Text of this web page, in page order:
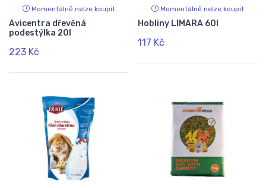
Momentálně nelze koupit
Avicentra dřevěná
podestýlka 20l
223 Kč
Momentálně nelze koupit
Hobliny LIMARA 60l
117 Kč